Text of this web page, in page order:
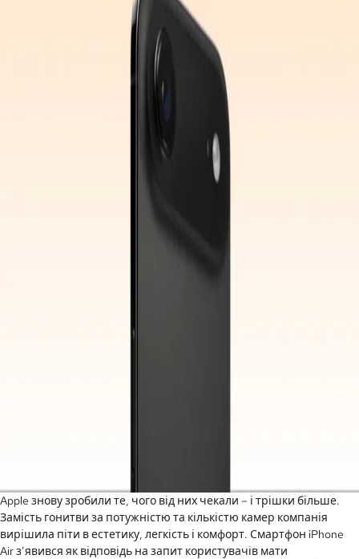
Apple знову зробили те, чого від них чекали – і трішки більше.
Замість гонитви за потужністю та кількістю камер компанія
вирішила піти в естетику, легкість і комфорт. Смартфон iPhone
Air з’явився як відповідь на запит користувачів мати